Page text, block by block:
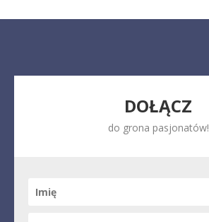
DOŁĄCZ
do grona pasjonatów!